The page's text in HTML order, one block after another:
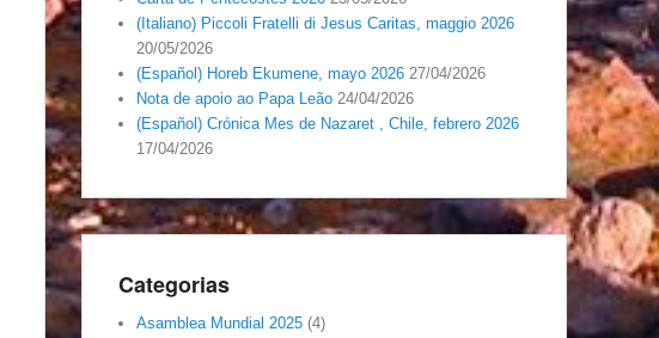
(Italiano) Piccoli Fratelli di Jesus Caritas, maggio 2026
20/05/2026
(Español) Horeb Ekumene, mayo 2026 27/04/2026
Nota de apoio ao Papa Leão 24/04/2026
(Español) Crónica Mes de Nazaret , Chile, febrero 2026
17/04/2026
Categorias
Asamblea Mundial 2025 (4)